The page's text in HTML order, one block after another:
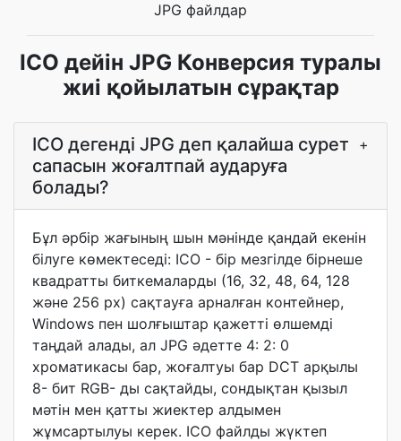
JPG файлдар
ICO дейін JPG Конверсия туралы
жиі қойылатын сұрақтар
ICO дегенді JPG деп қалайша сурет
сапасын жоғалтпай аударуға
болады?
+
Бұл әрбір жағының шын мәнінде қандай екенін
білуге көмектеседі: ICO - бір мезгілде бірнеше
квадратты биткемаларды (16, 32, 48, 64, 128
және 256 px) сақтауға арналған контейнер,
Windows пен шолғыштар қажетті өлшемді
таңдай алады, ал JPG әдетте 4: 2: 0
хроматикасы бар, жоғалтуы бар DCT арқылы
8- бит RGB- ды сақтайды, сондықтан қызыл
мәтін мен қатты жиектер алдымен
жұмсартылуы керек. ICO файлды жүктеп